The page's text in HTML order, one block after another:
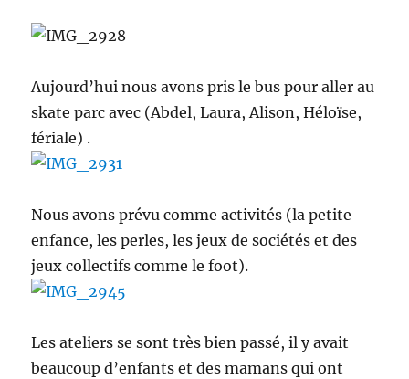
Aujourd’hui nous avons pris le bus pour aller au
skate parc avec (Abdel, Laura, Alison, Héloïse,
fériale) .
Nous avons prévu comme activités (la petite
enfance, les perles, les jeux de sociétés et des
jeux collectifs comme le foot).
Les ateliers se sont très bien passé, il y avait
beaucoup d’enfants et des mamans qui ont